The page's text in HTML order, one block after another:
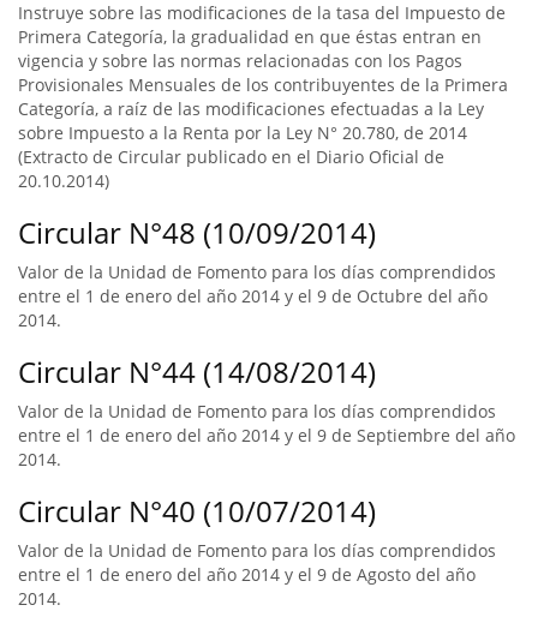
Instruye sobre las modificaciones de la tasa del Impuesto de
Primera Categoría, la gradualidad en que éstas entran en
vigencia y sobre las normas relacionadas con los Pagos
Provisionales Mensuales de los contribuyentes de la Primera
Categoría, a raíz de las modificaciones efectuadas a la Ley
sobre Impuesto a la Renta por la Ley N° 20.780, de 2014
(Extracto de Circular publicado en el Diario Oficial de
20.10.2014)
Circular N°48 (10/09/2014)
Valor de la Unidad de Fomento para los días comprendidos
entre el 1 de enero del año 2014 y el 9 de Octubre del año
2014.
Circular N°44 (14/08/2014)
Valor de la Unidad de Fomento para los días comprendidos
entre el 1 de enero del año 2014 y el 9 de Septiembre del año
2014.
Circular N°40 (10/07/2014)
Valor de la Unidad de Fomento para los días comprendidos
entre el 1 de enero del año 2014 y el 9 de Agosto del año
2014.